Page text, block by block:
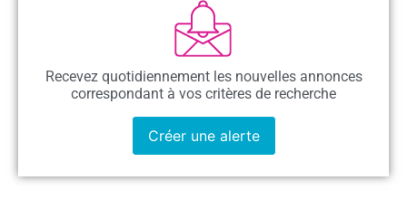
Recevez quotidiennement les nouvelles annonces
correspondant à vos critères de recherche
Créer une alerte